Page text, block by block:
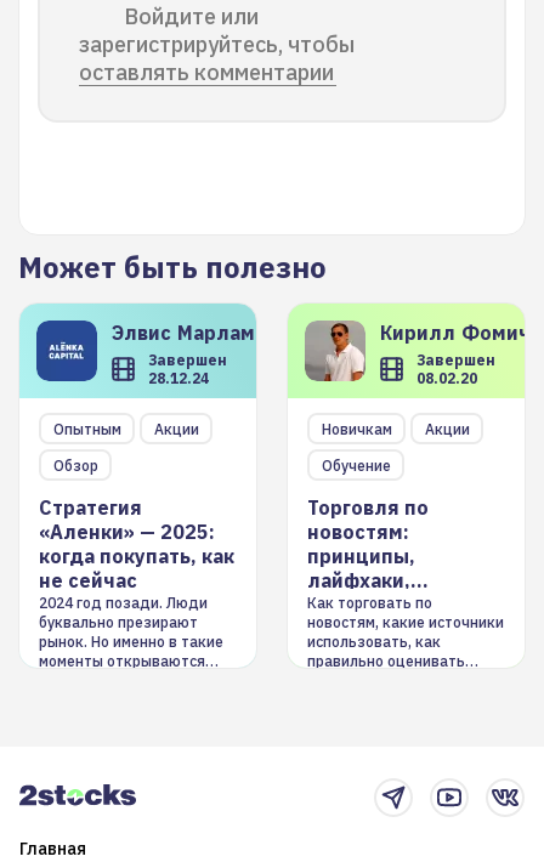
Войдите или
зарегистрируйтесь, чтобы
оставлять комментарии
Может быть полезно
Элвис Марламов
Завершен
28.12.24
Опытным
Акции
Обзор
Стратегия
«Аленки» — 2025:
когда покупать, как
не сейчас
2024 год позади. Люди
буквально презирают
рынок. Но именно в такие
моменты открываются
Кирилл
Завершен
08.02.20
Новичкам
Акции
Обучение
Торговля по
новостям:
принципы,
лайфхаки,
инструменты
Как торговать по
новостям, какие источники
использовать, как
правильно оценивать
Главная